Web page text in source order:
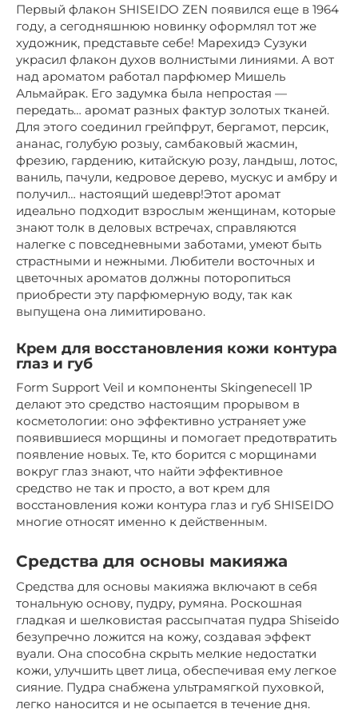
Первый флакон SHISEIDO ZEN появился еще в 1964
году, а сегодняшнюю новинку оформлял тот же
художник, представьте себе! Марехидэ Сузуки
украсил флакон духов волнистыми линиями. А вот
над ароматом работал парфюмер Мишель
Альмайрак. Его задумка была непростая —
передать… аромат разных фактур золотых тканей.
Для этого соединил грейпфрут, бергамот, персик,
ананас, голубую розыу, самбаковый жасмин,
фрезию, гардению, китайскую розу, ландыш, лотос,
ваниль, пачули, кедровое дерево, мускус и амбру и
получил… настоящий шедевр!Этот аромат
идеально подходит взрослым женщинам, которые
знают толк в деловых встречах, справляются
налегке с повседневными заботами, умеют быть
страстными и нежными. Любители восточных и
цветочных ароматов должны поторопиться
приобрести эту парфюмерную воду, так как
выпущена она лимитировано.
Крем для восстановления кожи контура
глаз и губ
Form Support Veil и компоненты Skingenecell 1P
делают это средство настоящим прорывом в
косметологии: оно эффективно устраняет уже
появившиеся морщины и помогает предотвратить
появление новых. Те, кто борится с морщинами
вокруг глаз знают, что найти эффективное
средство не так и просто, а вот крем для
восстановления кожи контура глаз и губ SHISEIDO
многие относят именно к действенным.
Средства для основы макияжа
Средства для основы макияжа включают в себя
тональную основу, пудру, румяна. Роскошная
гладкая и шелковистая рассыпчатая пудра Shiseido
безупречно ложится на кожу, создавая эффект
вуали. Она способна скрыть мелкие недостатки
кожи, улучшить цвет лица, обеспечивая ему легкое
сияние. Пудра снабжена ультрамягкой пуховкой,
легко наносится и не осыпается в течение дня.